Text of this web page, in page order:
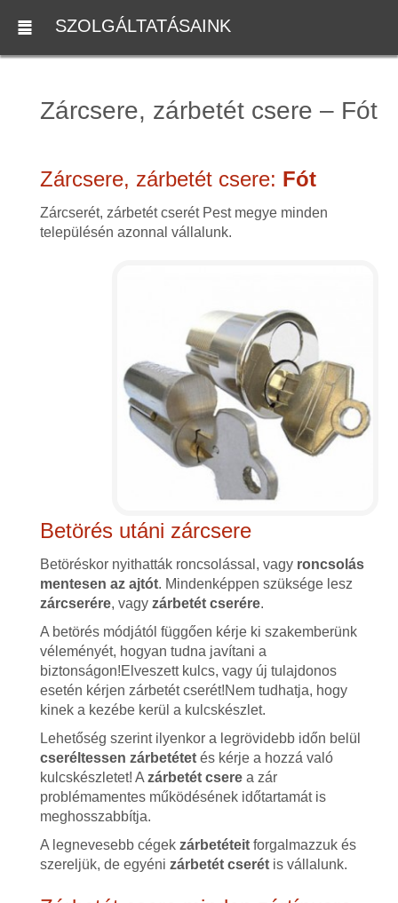
SZOLGÁLTATÁSAINK
Zárcsere, zárbetét csere – Fót
Zárcsere, zárbetét csere: Fót
Zárcserét, zárbetét cserét Pest megye minden
településén azonnal vállalunk.
Betörés utáni zárcsere
Betöréskor nyithatták roncsolással, vagy roncsolás
mentesen az ajtót. Mindenképpen szüksége lesz
zárcserére, vagyzárbetét cserére.
A betörés módjától függően kérje ki szakemberünk
véleményét, hogyan tudna javítani a
biztonságon!Elveszett kulcs, vagy új tulajdonos
esetén kérjen zárbetét cserét!Nem tudhatja, hogy
kinek a kezébe kerül a kulcskészlet.
Lehetőség szerint ilyenkor a legrövidebb időn belül
cseréltessen zárbetétetés kérje a hozzá való
kulcskészletet! A zárbetét cserea zár
problémamentes működésének időtartamát is
meghosszabbítja.
A legnevesebb cégek zárbetéteitforgalmazzuk és
szereljük, de egyéni zárbetét cserétis vállalunk.